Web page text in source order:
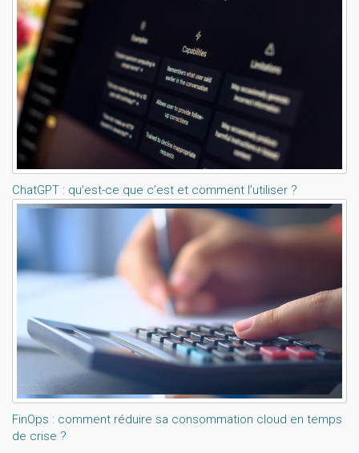
ChatGPT : qu’est-ce que c’est et comment l’utiliser ?
FinOps : comment réduire sa consommation cloud en temps
de crise ?